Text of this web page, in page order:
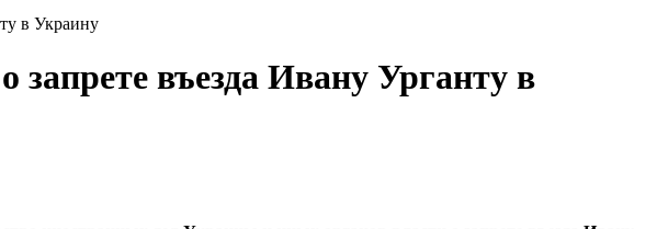
в Украину
въезда Ивану Урганту в